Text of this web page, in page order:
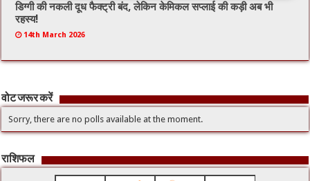
डिग्गी की नकली दूध फैक्ट्री बंद, लेकिन केमिकल सप्लाई की कड़ी अब भी
रहस्य!
14th March 2026
वोट जरूर करें
Sorry, there are no polls available at the moment.
राशिफल